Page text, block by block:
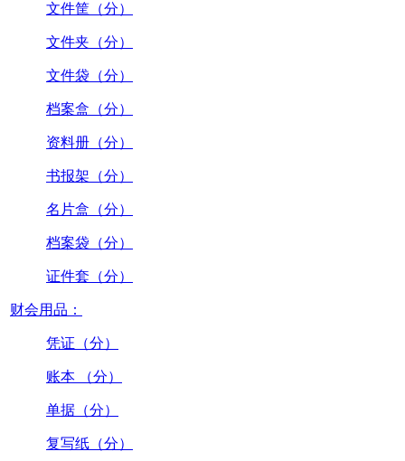
文件筐（分）
文件夹（分）
文件袋（分）
档案盒（分）
资料册（分）
书报架（分）
名片盒（分）
档案袋（分）
证件套（分）
财会用品：
凭证（分）
账本 （分）
单据（分）
复写纸（分）